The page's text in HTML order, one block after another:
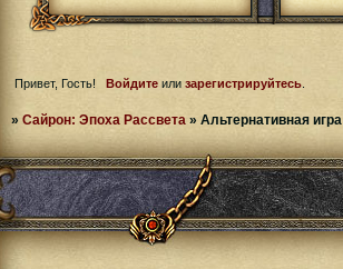
Привет, Гость! Войдитеили зарегистрируйтесь.
» Сайрон: Эпоха Рассвета » Альтернативная игра